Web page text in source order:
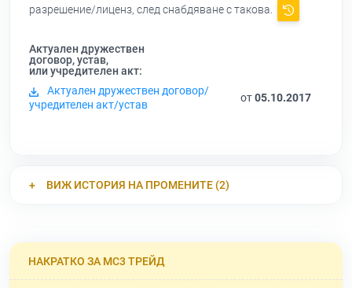
разрешение/лиценз, след снабдяване с такова.
Актуален дружествен
договор, устав,
или учредителен акт:
Актуален дружествен договор/
учредителен акт/устав
от05.10.2017
ВИЖ ИСТОРИЯ НА ПРОМЕНИТЕ (2)
НАКРАТКО ЗА МС3 ТРЕЙД